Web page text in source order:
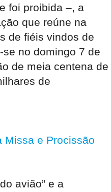
foi proibida –, a
que reúne na
de fiéis vindos de
no domingo 7 de
de meia centena de
de
Missa e Procissão
avião” e a